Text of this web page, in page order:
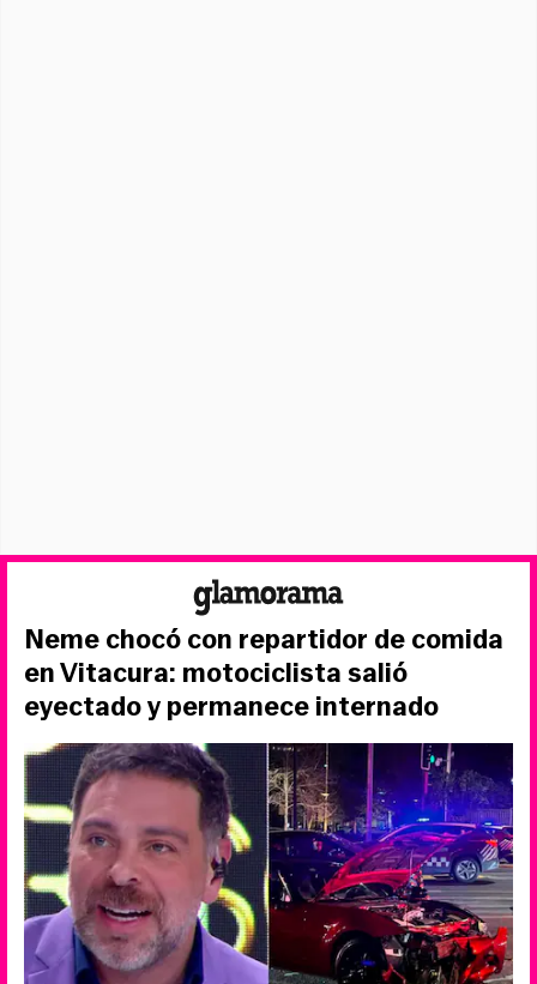
Neme chocó con repartidor de comida
en Vitacura: motociclista salió
eyectado y permanece internado